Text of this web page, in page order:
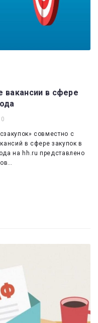
в сфере
0
совместно с
в сфере закупок в
на hh.ru представлено